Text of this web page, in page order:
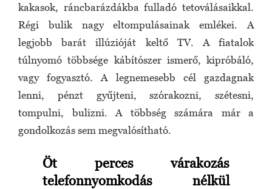
kakasok, ráncbarázdákba fulladó tetoválásaikkal.
Régi bulik nagy eltompulásainak emlékei. A
legjobb barát illúzióját keltő TV. A fiatalok
túlnyomó többsége kábítószer ismerő, kipróbáló,
vagy fogyasztó. A legnemesebb cél gazdagnak
lenni, pénzt gyűjteni, szórakozni, szétesni,
tompulni, bulizni. A többség számára már a
gondolkozás sem megvalósítható.
Öt perces várakozás
telefonnyomkodás nélkül